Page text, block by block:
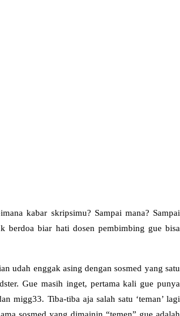
kabar skripsimu? Sampai mana? Sampai
berdoa biar hati dosen pembimbing gue bisa
udah enggak asing dengan sosmed yang satu
Gue masih inget, pertama kali gue punya
migg33. Tiba-tiba aja salah satu ‘teman’ lagi
sosmed yang dimainin “temen” gue adalah